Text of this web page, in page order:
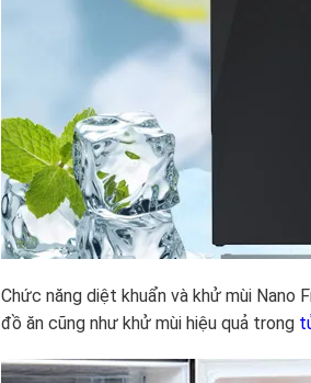
Chức năng diệt khuẩn và khử mùi
đồ ăn cũng như khử mùi hiệu quả trong